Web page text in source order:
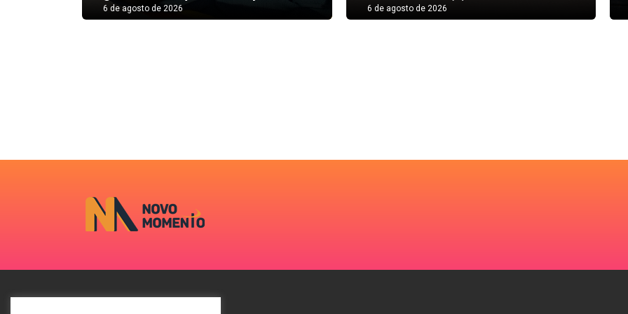
6 de agosto de 2026 6 de agosto de 2026